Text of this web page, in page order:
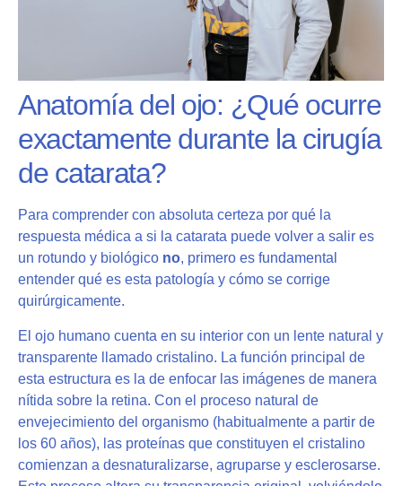
Anatomía del ojo: ¿Qué ocurre
exactamente durante la cirugía
de catarata?
Para comprender con absoluta certeza por qué la
respuesta médica a si la catarata puede volver a salir es
un rotundo y biológico no, primero es fundamental
entender qué es esta patología y cómo se corrige
quirúrgicamente.
El ojo humano cuenta en su interior con un lente natural y
transparente llamado cristalino. La función principal de
esta estructura es la de enfocar las imágenes de manera
nítida sobre la retina. Con el proceso natural de
envejecimiento del organismo (habitualmente a partir de
los 60 años), las proteínas que constituyen el cristalino
comienzan a desnaturalizarse, agruparse y esclerosarse.